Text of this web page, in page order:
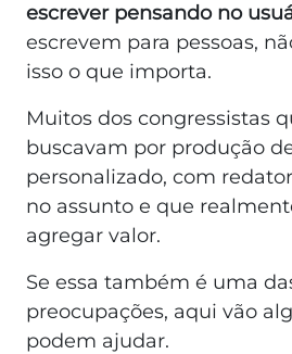
escrever pensando no
escrevem para pessoas,
isso o que importa.
Muitos dos congressistas
buscavam por produção
personalizado, com
no assunto e que
agregar valor.
Se essa também é uma
preocupações, aqui vão
podem ajudar.